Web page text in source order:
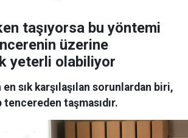
taşıyorsa bu yöntemi
üzerine
yeterli olabiliyor
sık karşılaşılan sorunlardan biri,
tencereden taşmasıdır.